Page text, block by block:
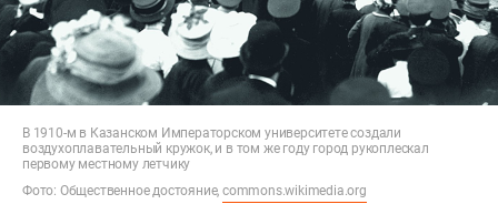
В 1910-м в Казанском Императорском университете создали
воздухоплавательный кружок, и в том же году город рукоплескал
первому местному летчику
Фото: Общественное достояние,commons.wikimedia.org